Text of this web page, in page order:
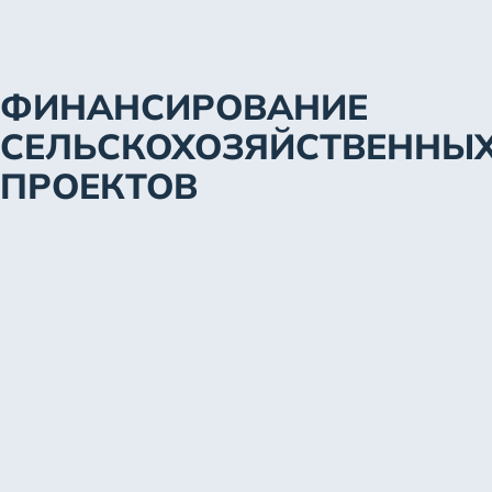
ФИНАНСИРОВАНИЕ
ПРОЕКТОВ